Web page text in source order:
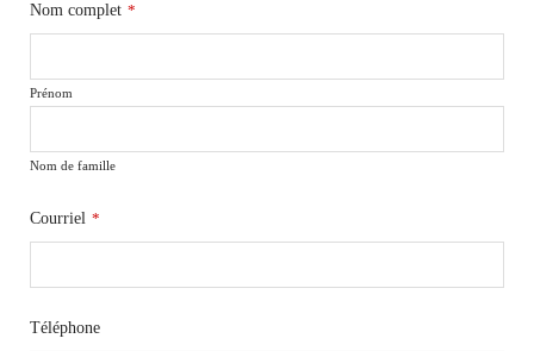
Nom complet *
Prénom
Nom de famille
Courriel *
Téléphone